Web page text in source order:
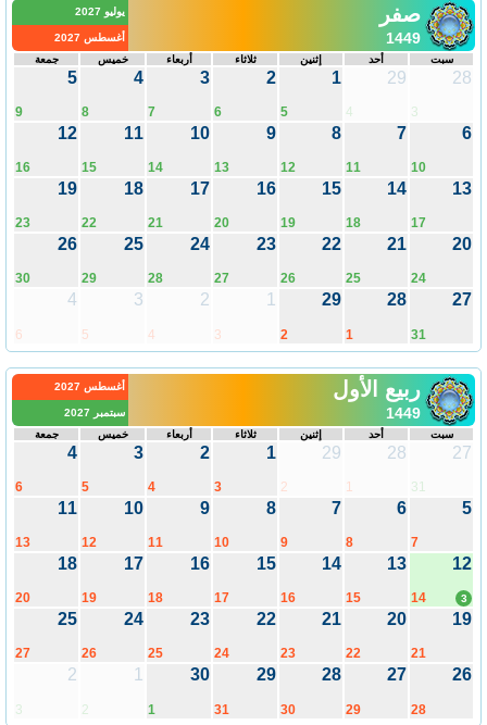
صفر
1449
يوليو 2027
أغسطس 2027
سبت
أحد إثنين ثلاثاء أربعاء خميس جمعة
28
3
29
4
1
5
2
6
3
7
4
8
5
9
6
10
7
11
8
12
9
13
10
14
11
15
12
16
13
17
14
18
15
19
16
20
17
21
18
22
19
23
20
24
21
25
22
26
23
27
24
28
25
29
26
30
27
31
28
1
29
2
1
3
2
4
3
5
4
6
ربيع الأول
1449
أغسطس 2027
سبتمبر 2027
سبت
أحد إثنين ثلاثاء أربعاء خميس جمعة
27
31
28
1
29
2
1
3
2
4
3
5
4
6
5
7
6
8
7
9
8
10
9
11
10
12
11
13
12
14 3
13
15
14
16
15
17
16
18
17
19
18
20
19
21
20
22
21
23
22
24
23
25
24
26
25
27
26
28
27
29
28
30
29
31
30
1
1
2
2
3